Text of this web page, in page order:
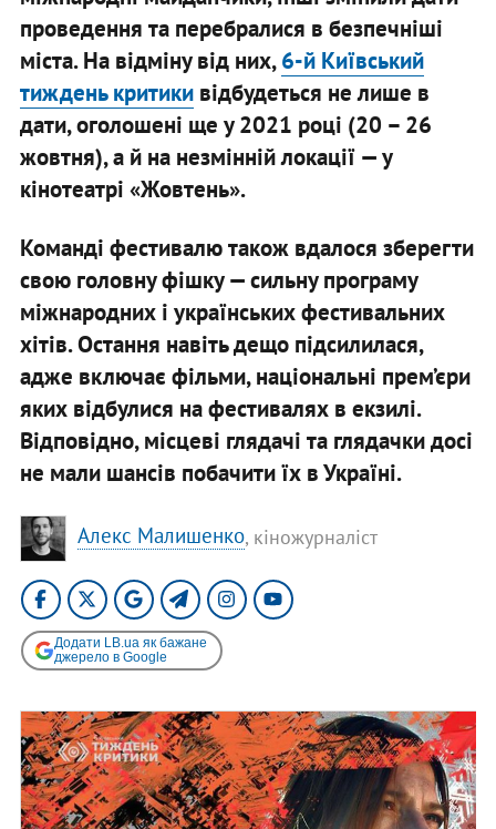
проведення та перебралися в безпечніші
міста. На відміну від них,6-й Київський
тиждень критикивідбудеться не лише в
дати, оголошені ще у 2021 році (20 – 26
жовтня), а й на незмінній локації — у
кінотеатрі «Жовтень».
Команді фестивалю також вдалося зберегти
свою головну фішку — сильну програму
міжнародних і українських фестивальних
хітів. Остання навіть дещо підсилилася,
адже включає фільми, національні прем’єри
яких відбулися на фестивалях в екзилі.
Відповідно, місцеві глядачі та глядачки досі
не мали шансів побачити їх в Україні.
Алекс Малишенко, кіножурналіст
Додати LB.ua як бажане
джерело в Google